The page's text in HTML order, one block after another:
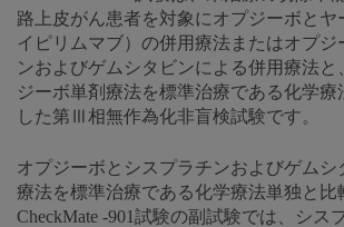
路上皮がん患者を対象にオプジーボとヤ
イピリムマブ）の併用療法またはオプジ
ンおよびゲムシタビンによる併用療法
ジーボ単剤療法を標準治療である化学療
した第Ⅲ相無作為化非盲検試験です。
オプジーボとシスプラチンおよびゲムシ
療法を標準治療である化学療法単独と比
CheckMate -901試験の副試験では、シス